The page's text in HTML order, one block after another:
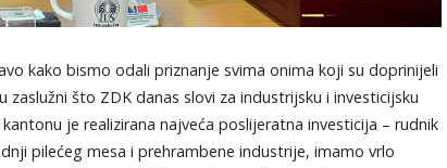
kako bismo odali priznanje svima onima koji su doprinijeli
što ZDK danas slovi za industrijsku i investicijsku
je realizirana najveća poslijeratna investicija – rudnik
pilećeg mesa i prehrambene industrije, imamo vrlo